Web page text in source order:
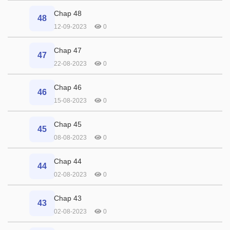
48
Chap 48
12-09-2023 0
47
Chap 47
22-08-2023 0
46
Chap 46
15-08-2023 0
45
Chap 45
08-08-2023 0
44
Chap 44
02-08-2023 0
43
Chap 43
02-08-2023 0